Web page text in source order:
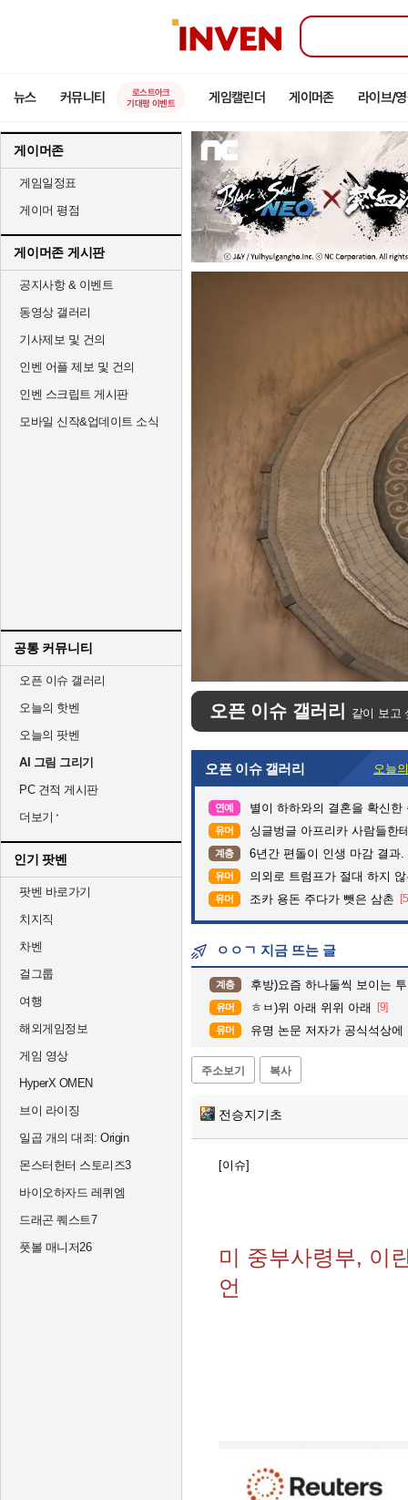
인
뉴스 커뮤니티
로스트아크
기대평 이벤트
게임캘린더 게이머존 라이브/
게이머존
게임일정표
게이머 평점
게이머존 게시판
공지사항 & 이벤트
동영상 갤러리
기사제보 및 건의
인벤 어플 제보 및 건의
인벤 스크립트 게시판
모바일 신작&업데이트 소식
공통 커뮤니티
오픈 이슈 갤러리
오늘의 핫벤
오늘의 팟벤
AI 그림 그리기
PC 견적 게시판
더보기
인기 팟벤
팟벤 바로가기
치지직
차벤
걸그룹
여행
해외게임정보
게임 영상
HyperX OMEN
브이 라이징
일곱 개의 대죄: Origin
몬스터헌터 스토리즈3
바이오하자드 레퀴엠
드래곤 퀘스트7
풋볼 매니저26
오픈 이슈 갤러리 같이 보고
오픈 이슈 갤러리 오늘
연예 별이 하하와의 결혼을 확신한
유머 싱글벙글 아프리카 사람들한
계층 6년간 편돌이 인생 마감 결과.
유머 의외로 트럼프가 절대 하지
유머 조카 용돈 주다가 뺏은 삼촌
ㅇㅇㄱ 지금 뜨는 글
계층 후방)요즘 하나둘씩 보이는
유머 ㅎㅂ)위 아래 위위 아래 [9]
유머 유명 논문 저자가 공식석상
주소보기 복사
전승지기초
[이슈]
미 중부사령부, 이
언